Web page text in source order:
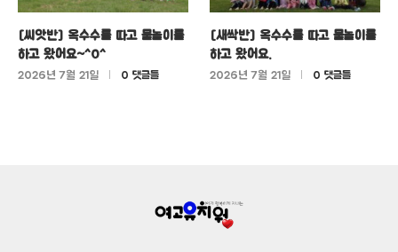
[씨앗반] 옥수수를 따고 물놀이를
하고 왔어요~^0^
2026년 7월 21일 0 댓글들
[새싹반] 옥수수를 따고 물놀이를
하고 왔어요.
2026년 7월 21일 0 댓글들